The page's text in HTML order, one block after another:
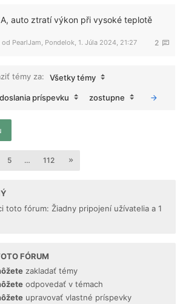
auto ztratí výkon při vysoké teplotě
2
od PearlJam Pondelok, 1. Júla 2024, 21:27
témy za:
Všetky témy
príspevku zostupne
5 … 112
toto fórum: Žiadny pripojení užívatelia a 1
FÓRUM
zakladať témy
odpovedať v témach
upravovať vlastné príspevky